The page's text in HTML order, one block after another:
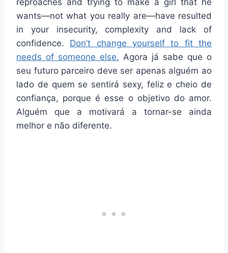
reproaches and trying to make a girl that he
wants—not what you really are—have resulted
in your insecurity, complexity and lack of
confidence. Don’t change yourself to fit the
needs of someone else. Agora já sabe que o
seu futuro parceiro deve ser apenas alguém ao
lado de quem se sentirá sexy, feliz e cheio de
confiança, porque é esse o objetivo do amor.
Alguém que a motivará a tornar-se ainda
melhor e não diferente.